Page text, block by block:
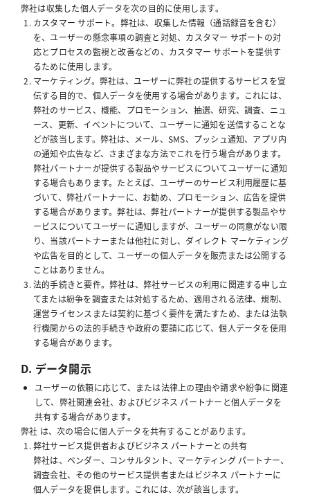
弊社は収集した個人データを次の目的に使用します。
カスタマー サポート。弊社は、収集した情報（通話録音を含む）
を、ユーザーの懸念事項の調査と対処、カスタマー サポートの対
応とプロセスの監視と改善などの、カスタマー サポートを提供す
るために使用します。
マーケティング。弊社は、ユーザーに弊社の提供するサービスを宣
伝する目的で、個人データを使用する場合があります。これには、
弊社のサービス、機能、プロモーション、抽選、研究、調査、ニュ
ース、更新、イベントについて、ユーザーに通知を送信することな
どが該当します。弊社は、メール、SMS、プッシュ通知、アプリ内
の通知や広告など、さまざまな方法でこれを行う場合があります。
弊社パートナーが提供する製品やサービスについてユーザーに通知
する場合もあります。たとえば、ユーザーのサービス利用履歴に基
づいて、弊社パートナーに、お勧め、プロモーション、広告を提供
する場合があります。弊社は、弊社パートナーが提供する製品やサ
ービスについてユーザーに通知しますが、ユーザーの同意がない限
り、当該パートナーまたは他社に対し、ダイレクト マーケティング
や広告を目的として、ユーザーの個人データを販売または公開する
ことはありません。
法的手続きと要件。弊社は、弊社サービスの利用に関連する申し立
てまたは紛争を調査または対処するため、適用される法律、規制、
運営ライセンスまたは契約に基づく要件を満たすため、または法執
行機関からの法的手続きや政府の要請に応じて、個人データを使用
する場合があります。
D. データ開示
ユーザーの依頼に応じて、または法律上の理由や請求や紛争に関連
して、弊社関連会社、およびビジネス パートナーと個人データを
共有する場合があります。
弊社 は、次の場合に個人データを共有することがあります。
弊社サービス提供者およびビジネス パートナーとの共有
弊社は、ベンダー、コンサルタント、マーケティング パートナー、
調査会社、その他のサービス提供者またはビジネス パートナーに
個人データを提供します。これには、次が該当します。